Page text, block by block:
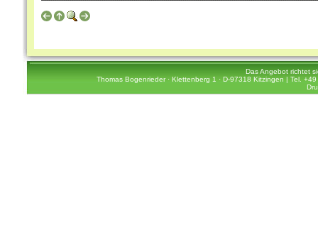
Das Angebot richtet
Thomas Bogenrieder · Klettenberg 1 · D-97318 Kitzingen | Tel.